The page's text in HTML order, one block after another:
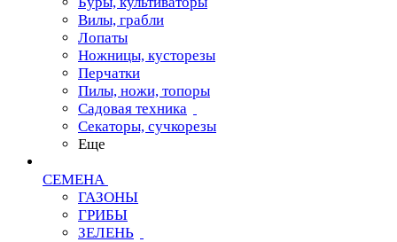
Вилы, грабли
Лопаты
Ножницы, кусторезы
Перчатки
Пилы, ножи, топоры
Садовая техника
Секаторы, сучкорезы
Еще
СЕМЕНА
ГАЗОНЫ
ГРИБЫ
ЗЕЛЕНЬ